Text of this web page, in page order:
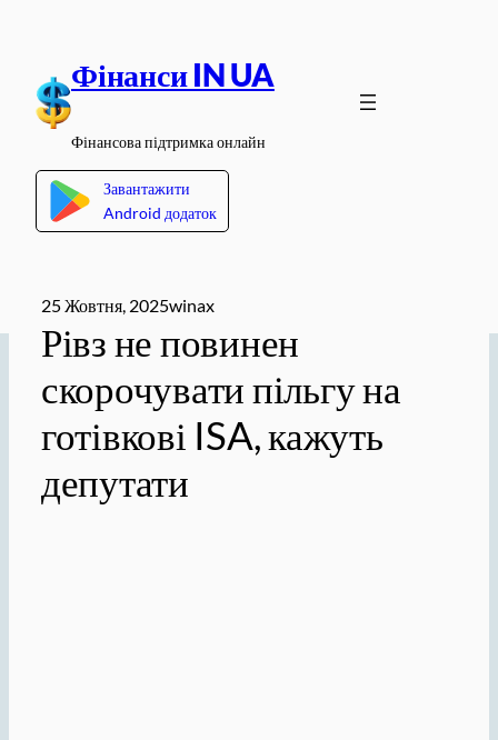
вмісту
Фінанси IN UA
Фінансова підтримка онлайн
Завантажити
Android додаток
25 Жовтня, 2025winax
Рівз не повинен
скорочувати пільгу на
готівкові ISA, кажуть
депутати